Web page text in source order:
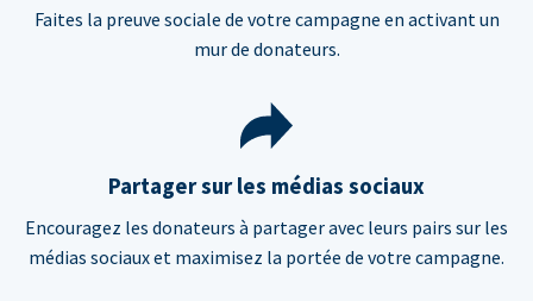
Faites la preuve sociale de votre campagne en activant un
mur de donateurs.
Partager sur les médias sociaux
Encouragez les donateurs à partager avec leurs pairs sur les
médias sociaux et maximisez la portée de votre campagne.